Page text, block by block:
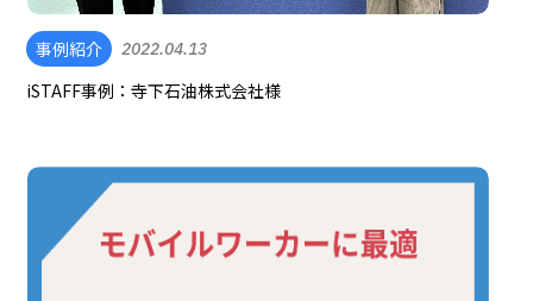
事例紹介 2022.04.13
iSTAFF事例：寺下石油株式会社様